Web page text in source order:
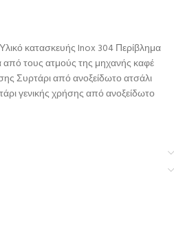
κατασκευής Inox 304 Περίβλημα
τους ατμούς της μηχανής καφέ
Συρτάρι από ανοξείδωτο ατσάλι
γενικής χρήσης από ανοξείδωτο